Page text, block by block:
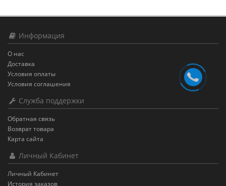
Информация
О нас
Доставка
Условия оплаты
Условия соглашения
Служба поддержки
Обратная связь
Возврат товара
Карта сайта
Личный Кабинет
Личный Кабинет
История заказов